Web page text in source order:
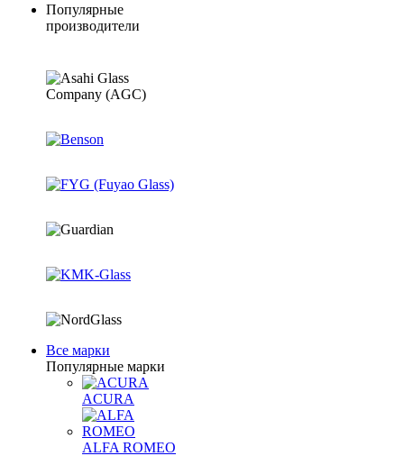
Популярные
производители
Все марки
Популярные марки
ACURA
ALFA ROMEO